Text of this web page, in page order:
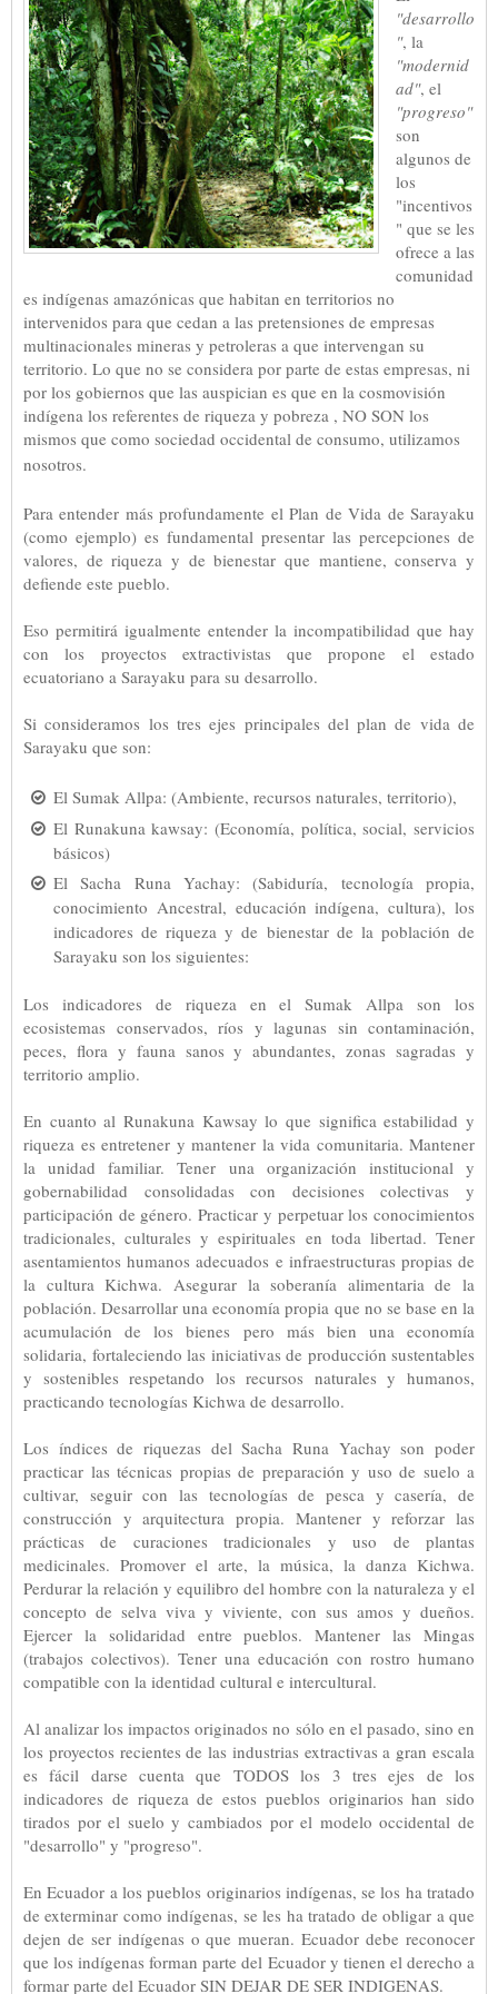
"desarrollo
", la
"modernid
ad", el
"progreso"
son
algunos de
los
"incentivos
" que se les
ofrece a las
comunidad
es indígenas amazónicas que habitan en territorios no
intervenidos para que cedan a las pretensiones de empresas
multinacionales mineras y petroleras a que intervengan su
territorio. Lo que no se considera por parte de estas empresas, ni
por los gobiernos que las auspician es que en la cosmovisión
indígena los referentes de riqueza y pobreza , NO SON los
mismos que como sociedad occidental de consumo, utilizamos
nosotros.
Para entender más profundamente el Plan de Vida de Sarayaku
(como ejemplo) es fundamental presentar las percepciones de
valores, de riqueza y de bienestar que mantiene, conserva y
defiende este pueblo.
Eso permitirá igualmente entender la incompatibilidad que hay
con los proyectos extractivistas que propone el estado
ecuatoriano a Sarayaku para su desarrollo.
Si consideramos los tres ejes principales del plan de vida de
Sarayaku que son:
El Sumak Allpa: (Ambiente, recursos naturales, territorio),
El Runakuna kawsay: (Economía, política, social, servicios
básicos)
El Sacha Runa Yachay: (Sabiduría, tecnología propia,
conocimiento Ancestral, educación indígena, cultura), los
indicadores de riqueza y de bienestar de la población de
Sarayaku son los siguientes:
Los indicadores de riqueza en el Sumak Allpa son los
ecosistemas conservados, ríos y lagunas sin contaminación,
peces, flora y fauna sanos y abundantes, zonas sagradas y
territorio amplio.
En cuanto al Runakuna Kawsay lo que significa estabilidad y
riqueza es entretener y mantener la vida comunitaria. Mantener
la unidad familiar. Tener una organización institucional y
gobernabilidad consolidadas con decisiones colectivas y
participación de género. Practicar y perpetuar los conocimientos
tradicionales, culturales y espirituales en toda libertad. Tener
asentamientos humanos adecuados e infraestructuras propias de
la cultura Kichwa. Asegurar la soberanía alimentaria de la
población. Desarrollar una economía propia que no se base en la
acumulación de los bienes pero más bien una economía
solidaria, fortaleciendo las iniciativas de producción sustentables
y sostenibles respetando los recursos naturales y humanos,
practicando tecnologías Kichwa de desarrollo.
Los índices de riquezas del Sacha Runa Yachay son poder
practicar las técnicas propias de preparación y uso de suelo a
cultivar, seguir con las tecnologías de pesca y casería, de
construcción y arquitectura propia. Mantener y reforzar las
prácticas de curaciones tradicionales y uso de plantas
medicinales. Promover el arte, la música, la danza Kichwa.
Perdurar la relación y equilibro del hombre con la naturaleza y el
concepto de selva viva y viviente, con sus amos y dueños.
Ejercer la solidaridad entre pueblos. Mantener las Mingas
(trabajos colectivos). Tener una educación con rostro humano
compatible con la identidad cultural e intercultural.
Al analizar los impactos originados no sólo en el pasado, sino en
los proyectos recientes de las industrias extractivas a gran escala
es fácil darse cuenta que TODOS los 3 tres ejes de los
indicadores de riqueza de estos pueblos originarios han sido
tirados por el suelo y cambiados por el modelo occidental de
"desarrollo" y "progreso".
En Ecuador a los pueblos originarios indígenas, se los ha tratado
de exterminar como indígenas, se les ha tratado de obligar a que
dejen de ser indígenas o que mueran. Ecuador debe reconocer
que los indígenas forman parte del Ecuador y tienen el derecho a
formar parte del Ecuador SIN DEJAR DE SER INDIGENAS.